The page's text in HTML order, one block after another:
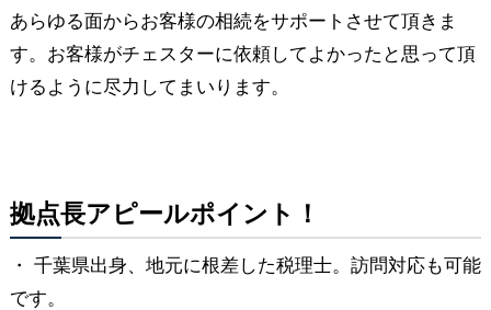
あらゆる面からお客様の相続をサポートさせて頂きま
す。お客様がチェスターに依頼してよかったと思って頂
けるように尽力してまいります。
拠点長アピールポイント！
・ 千葉県出身、地元に根差した税理士。訪問対応も可能
です。